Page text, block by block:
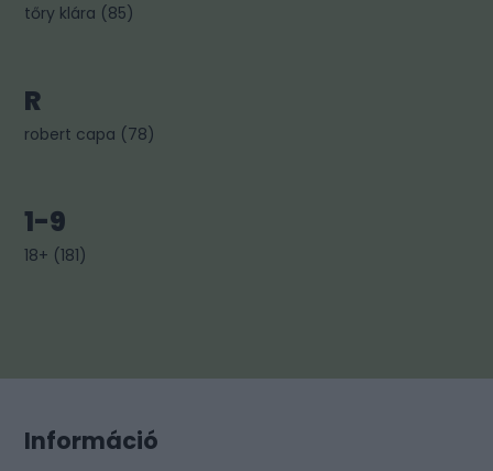
tőry klára (85)
R
robert capa (78)
1-9
18+ (181)
Információ